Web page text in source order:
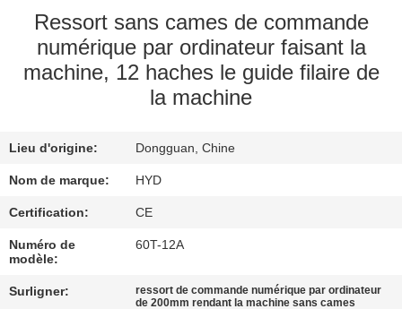
VISITE
D'USINE
QUALITÉ
CONTACTEZ-
NOUS
NOUVELLES
Ressort sans cames de commande
numérique par ordinateur faisant la
machine, 12 haches le guide filaire de
la machine
Lieu d'origine: Dongguan, Chine
Nom de marque: HYD
Certification: CE
Numéro de
modèle:
60T-12A
Surligner:
ressort de commande numérique par ordinateur
de 200mm rendant la machine sans cames